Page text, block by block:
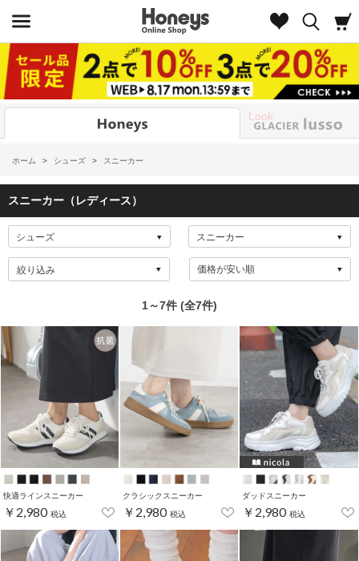
Look
ホーム > シューズ > スニーカー
スニーカー（レディース）
絞り込み
1～7件 (全7件)
快適ラインスニーカー
￥2,980 税込
クラシックスニーカー
￥2,980 税込
ダッドスニーカー
￥2,980 税込